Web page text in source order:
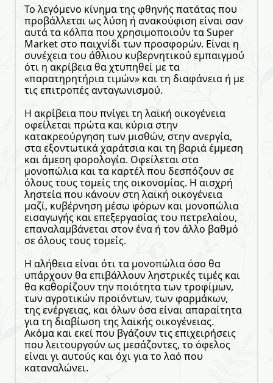
Το λεγόμενο κίνημα της φθηνής πατάτας που
προβάλλεται ως λύση ή ανακούφιση είναι σαν
αυτά τα κόλπα που χρησιμοποιούν τα Super
Market στο παιχνίδι των προσφορών. Είναι η
συνέχεια του άθλιου κυβερνητικού εμπαιγμού
ότι η ακρίβεια θα χτυπηθεί με τα
«παρατηρητήρια τιμών» και τη διαφάνεια ή με
τις επιτροπές ανταγωνισμού.
Η ακρίβεια που πνίγει τη λαϊκή οικογένεια
οφείλεται πρώτα και κύρια στην
κατακρεούργηση των μισθών, στην ανεργία,
στα εξοντωτικά χαράτσια και τη βαριά έμμεση
και άμεση φορολογία. Οφείλεται στα
μονοπώλια και τα καρτέλ που δεσπόζουν σε
όλους τους τομείς της οικονομίας. Η αισχρή
ληστεία που κάνουν στη λαϊκή οικογένεια
μαζί, κυβέρνηση μέσω φόρων και μονοπώλια
εισαγωγής και επεξεργασίας του πετρελαίου,
επαναλαμβάνεται στον ένα ή τον άλλο βαθμό
σε όλους τους τομείς.
Η αλήθεια είναι ότι τα μονοπώλια όσο θα
υπάρχουν θα επιβάλλουν ληστρικές τιμές και
θα καθορίζουν την ποιότητα των τροφίμων,
των αγροτικών προϊόντων, των φαρμάκων,
της ενέργειας, και όλων όσα είναι απαραίτητα
για τη διαβίωση της λαϊκής οικογένειας.
Ακόμα και εκεί που βγάζουν τις επιχειρήσεις
που λειτουργούν ως μεσάζοντες, το όφελος
είναι γι αυτούς και όχι για το λαό που
καταναλώνει.